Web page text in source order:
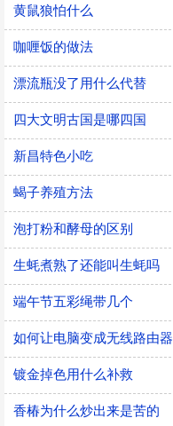
黄鼠狼怕什么
咖喱饭的做法
漂流瓶没了用什么代替
四大文明古国是哪四国
新昌特色小吃
蝎子养殖方法
泡打粉和酵母的区别
生蚝煮熟了还能叫生蚝吗
端午节五彩绳带几个
如何让电脑变成无线路由器
镀金掉色用什么补救
香椿为什么炒出来是苦的